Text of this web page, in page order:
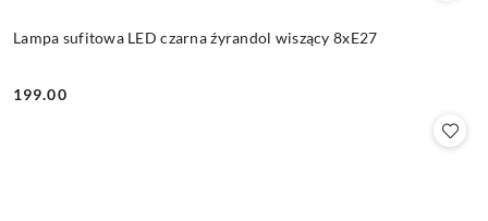
Lampa sufitowa LED czarna źyrandol wiszący 8xE27
Cena:
199.00